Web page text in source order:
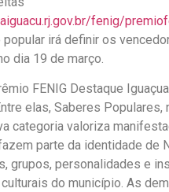
fenig/
popular irá definir os
dia 19 de março.
FENIG Destaque
elas, Saberes Populares,
categoria valoriza
parte da identidade de
grupos, personalidades e
do município. As